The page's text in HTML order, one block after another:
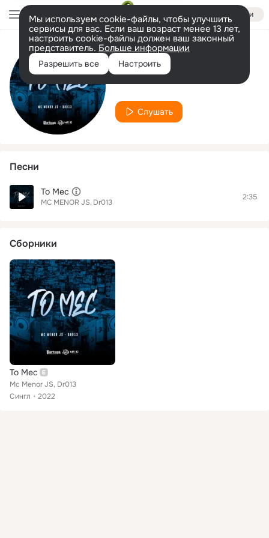
Войти
Мы используем cookie-файлы, чтобы улучшить
сервисы для вас. Если ваш возраст менее 13 лет,
настроить cookie-файлы должен ваш законный
представитель. Больше информации
Разрешить все Настроить
Исполнитель
Dr013
Слушать
Песни
To Mec
MC MENOR JS Dr013
2:35
Сборники
To Mec
Mc Menor JS, Dr013
Сингл
2022